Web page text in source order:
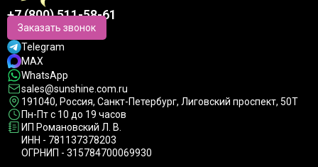
+7 (800) 511-58-61
Заказать звонок
Telegram
MAX
WhatsApp
sales@sunshine.com.ru
191040, Россия, Санкт-Петербург, Лиговский проспект, 50Т
Пн-Пт с 10 до 19 часов
ИП Романовский Л. В.
ИНН - 781137378203
ОГРНИП - 315784700069930